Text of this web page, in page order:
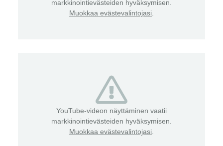
markkinointievästeiden hyväksymisen.
Muokkaa evästevalintojasi
YouTube-videon näyttäminen vaatii
markkinointievästeiden hyväksymisen.
Muokkaa evästevalintojasi.